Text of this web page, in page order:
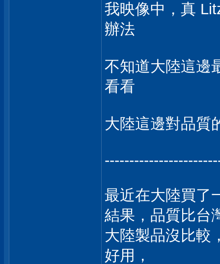
我映像中，真
辦法
不知道大陸這邊
看看
大陸這邊對品質
最近在大陸買了
結果，品質比台
大陸製品沒比較
好用，